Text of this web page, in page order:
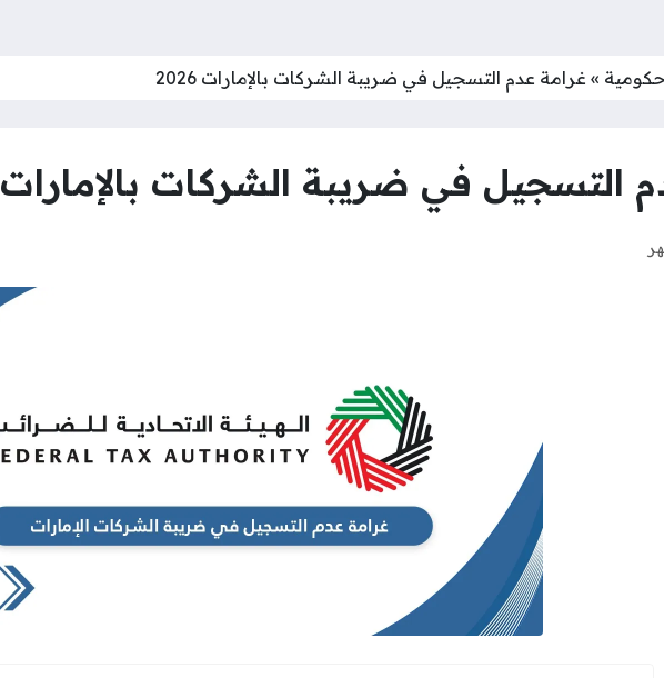
» غرامة عدم التسجيل في ضريبة الشركات بالإمارات 2026
التسجيل في ضريبة الشركات بالإمارات 2026